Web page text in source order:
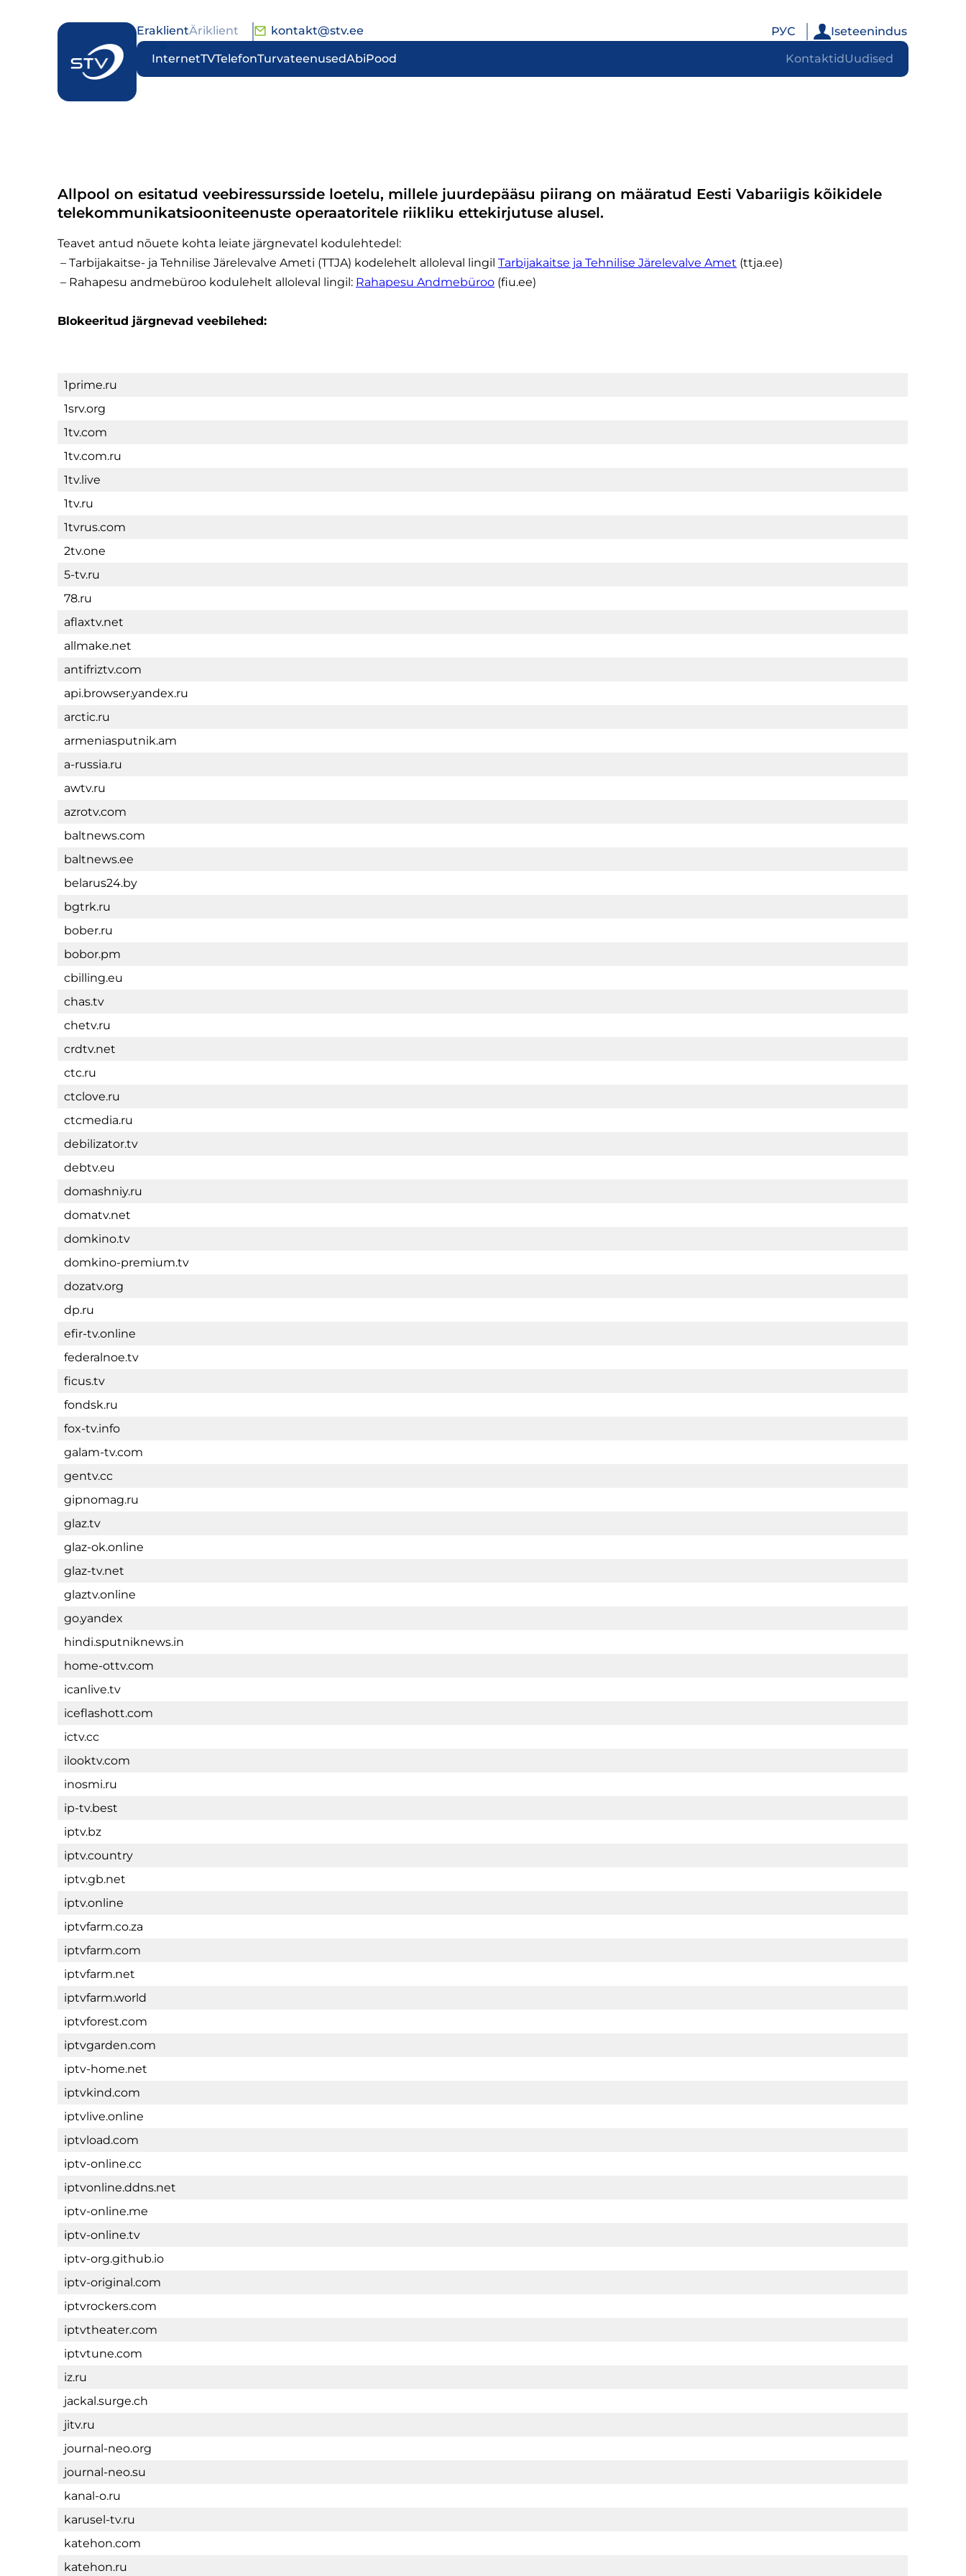
EraklientÄriklient kontakt@stv.ee РУС
Iseteenindus
InternetTVTelefonTurvateenusedAbiPood KontaktidUudised
Allpool on esitatud veebiressursside loetelu, millele juurdepääsu piirang on määratud Eesti Vabariigis kõikidele
telekommunikatsiooniteenuste operaatoritele riikliku ettekirjutuse alusel.
Teavet antud nõuete kohta leiate järgnevatel kodulehtedel:
– Tarbijakaitse- ja Tehnilise Järelevalve Ameti (TTJA) kodelehelt alloleval lingil Tarbijakaitse ja Tehnilise Järelevalve Amet (ttja.ee)
– Rahapesu andmebüroo kodulehelt alloleval lingil: Rahapesu Andmebüroo (fiu.ee)
Blokeeritud järgnevad veebilehed:
1prime.ru
1srv.org
1tv.com
1tv.com.ru
1tv.live
1tv.ru
1tvrus.com
2tv.one
5-tv.ru
78.ru
aflaxtv.net
allmake.net
antifriztv.com
api.browser.yandex.ru
arctic.ru
armeniasputnik.am
a-russia.ru
awtv.ru
azrotv.com
baltnews.com
baltnews.ee
belarus24.by
bgtrk.ru
bober.ru
bobor.pm
cbilling.eu
chas.tv
chetv.ru
crdtv.net
ctc.ru
ctclove.ru
ctcmedia.ru
debilizator.tv
debtv.eu
domashniy.ru
domatv.net
domkino.tv
domkino-premium.tv
dozatv.org
dp.ru
efir-tv.online
federalnoe.tv
ficus.tv
fondsk.ru
fox-tv.info
galam-tv.com
gentv.cc
gipnomag.ru
glaz.tv
glaz-ok.online
glaz-tv.net
glaztv.online
go.yandex
hindi.sputniknews.in
home-ottv.com
icanlive.tv
iceflashott.com
ictv.cc
ilooktv.com
inosmi.ru
ip-tv.best
iptv.bz
iptv.country
iptv.gb.net
iptv.online
iptvfarm.co.za
iptvfarm.com
iptvfarm.net
iptvfarm.world
iptvforest.com
iptvgarden.com
iptv-home.net
iptvkind.com
iptvlive.online
iptvload.com
iptv-online.cc
iptvonline.ddns.net
iptv-online.me
iptv-online.tv
iptv-org.github.io
iptv-original.com
iptvrockers.com
iptvtheater.com
iptvtune.com
iz.ru
jackal.surge.ch
jitv.ru
journal-neo.org
journal-neo.su
kanal-o.ru
karusel-tv.ru
katehon.com
katehon.ru